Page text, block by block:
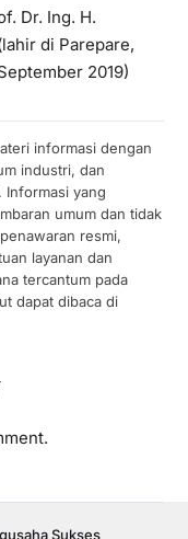
Dr. Ing. H.
di Parepare,
2019)
informasi dengan
industri, dan
Informasi yang
umum dan tidak
resmi,
layanan dan
tercantum pada
dapat dibaca di
Sukses